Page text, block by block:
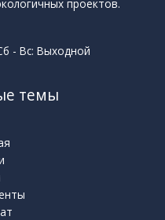
проектов.
- Вс: Выходной
темы